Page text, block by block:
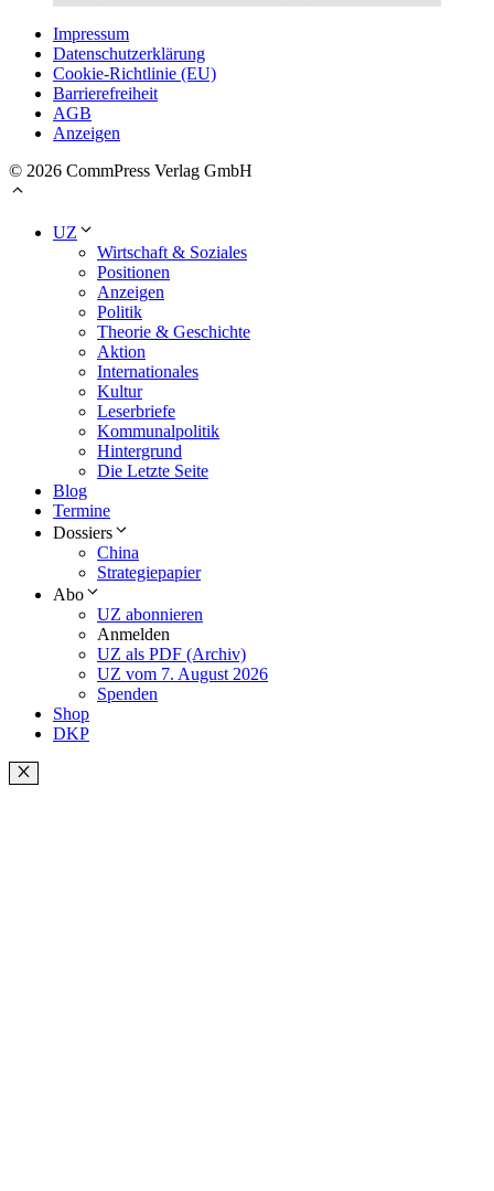
Impressum
Datenschutzerklärung
Cookie-Richtlinie (EU)
Barrierefreiheit
AGB
Anzeigen
© 2026 CommPress Verlag GmbH
UZ
Wirtschaft & Soziales
Positionen
Anzeigen
Politik
Theorie & Geschichte
Aktion
Internationales
Kultur
Leserbriefe
Kommunalpolitik
Hintergrund
Die Letzte Seite
Blog
Termine
Dossiers
China
Strategiepapier
Abo
UZ abonnieren
Anmelden
UZ als PDF (Archiv)
UZ vom 7. August 2026
Spenden
Shop
DKP
Schließen